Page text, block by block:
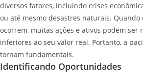
diversos fatores, incluindo crises
ou até mesmo desastres naturais. Quando
ocorrem, muitas ações e ativos podem ser
inferiores ao seu valor real. Portanto, a
tornam fundamentais.
Identificando Oportunidades